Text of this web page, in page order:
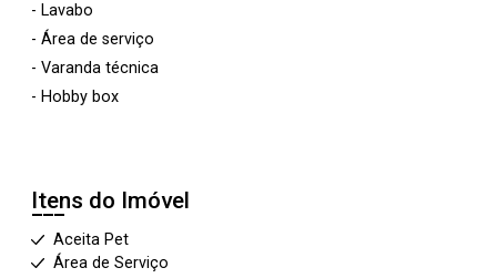
- Lavabo
- Área de serviço
- Varanda técnica
- Hobby box
Itens do Imóvel
Aceita Pet
Área de Serviço